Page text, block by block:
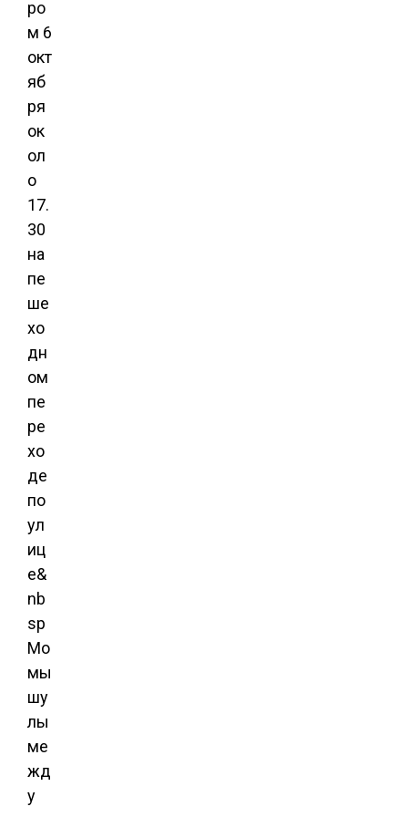
ро
м 6
окт
яб
ря
ок
ол
о
17.
30
на
пе
ше
хо
дн
ом
пе
ре
хо
де
по
ул
иц
е&
nb
sp
Мо
мы
шу
лы
ме
жд
у